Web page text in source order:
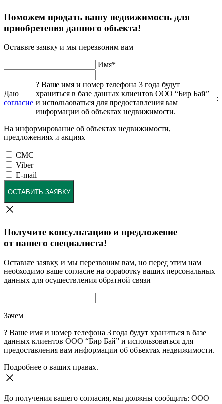
Поможем продать вашу недвижимость для
приобретения данного обьекта!
Оставьте заявку и мы перезвоним вам
Имя*
Даю
согласие
? Ваше имя и номер телефона 3 года будут
храниться в базе данных клиентов ООО “Бир Бай”
и использоваться для предоставления вам
информации об объектах недвижимости.
:
На информирование об объектах недвижимости,
предложениях и акциях
СМС
Viber
E-mail
ОСТАВИТЬ ЗАЯВКУ
Получите консультацию и предложение
от нашего специалиста!
Оставьте заявку, и мы перезвоним вам, но перед этим нам
необходимо ваше согласие на обработку ваших персональных
данных для осуществления обратной связи
Зачем
? Ваше имя и номер телефона 3 года будут храниться в базе
данных клиентов ООО “Бир Бай” и использоваться для
предоставления вам информации об объектах недвижимости.
Подробнее о ваших правах.
До получения вашего согласия, мы должны сообщить: ООО